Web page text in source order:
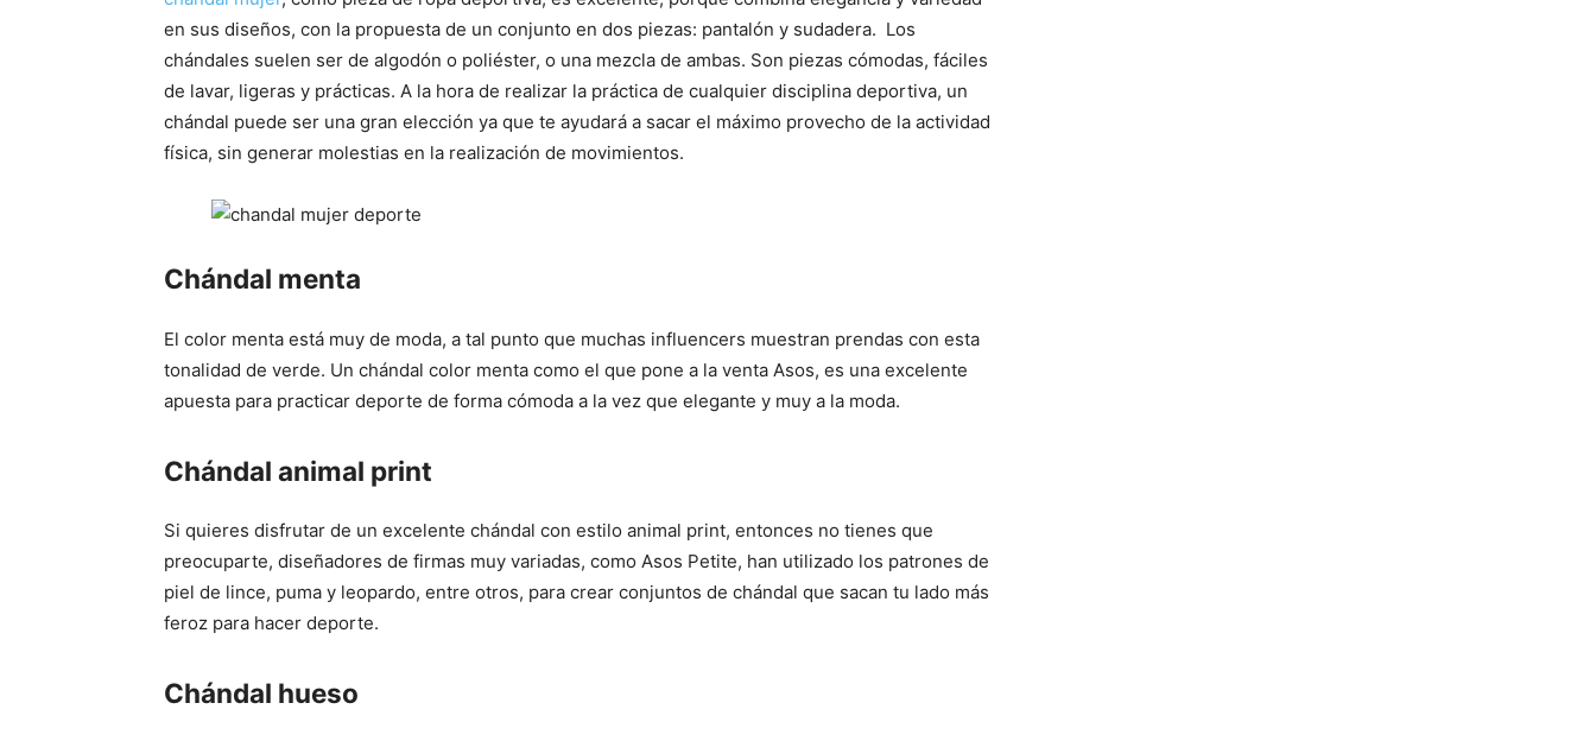
Mundo
en sus diseños, con la propuesta de un conjunto en dos piezas: pantalón y sudadera. Los
chándales suelen ser de algodón o poliéster, o una mezcla de ambas. Son piezas cómodas, fáciles
de lavar, ligeras y prácticas. A la hora de realizar la práctica de cualquier disciplina deportiva, un
chándal puede ser una gran elección ya que te ayudará a sacar el máximo provecho de la actividad
física, sin generar molestias en la realización de movimientos.
Chándal menta
El color menta está muy de moda, a tal punto que muchas influencers muestran prendas con esta
tonalidad de verde. Un chándal color menta como el que pone a la venta Asos, es una excelente
apuesta para practicar deporte de forma cómoda a la vez que elegante y muy a la moda.
Chándal animal print
Si quieres disfrutar de un excelente chándal con estilo animal print, entonces no tienes que
preocuparte, diseñadores de firmas muy variadas, como Asos Petite, han utilizado los patrones de
piel de lince, puma y leopardo, entre otros, para crear conjuntos de chándal que sacan tu lado más
feroz para hacer deporte.
Chándal hueso